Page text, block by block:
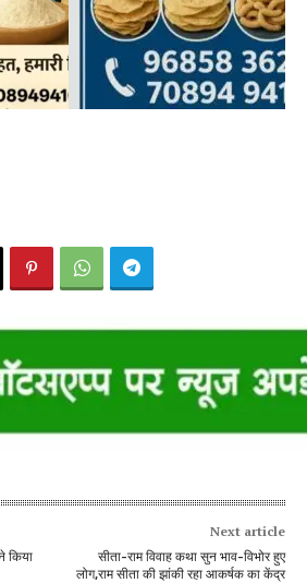
किया
Next article
सीता-राम विवाह कथा सुन भाव-विभोर हुए
लोग,राम सीता की झांकी रहा आकर्षक का केंद्र